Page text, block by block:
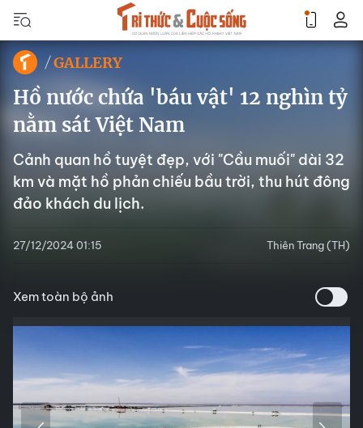
GALLERY
Hồ nước chứa 'báu vật' 12 nghìn tỷ
nằm sát Việt Nam
Cảnh quan hồ tuyệt đẹp, với "Cầu muối" dài 32
km và mặt hồ phản chiếu bầu trời, thu hút đông
đảo khách du lịch.
27/12/2024 01:15 Thiên Trang (TH)
Xem toàn bộ ảnh